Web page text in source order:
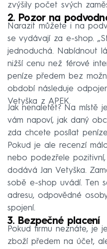
zvýšily počet svých
2. Pozor na
Narazit můžete i na
se vydávají za e-shop.
jednoduchá. Nabídnout
nižší cenu než férové
peníze předem bez
období následuje
Vetyška z APEK.
Jak nenaletět? Na místě
vám napoví, jak daný
zda chcete posílat
Pokud je ale recenzí
nebo podezřele
dodává Jan Vetyška.
sobě e-shop uvádí. Ten
adresu, odpovědné
spojení.
3. Bezpečné placení
Pokud firmu neznáte, je
zboží předem na účet,